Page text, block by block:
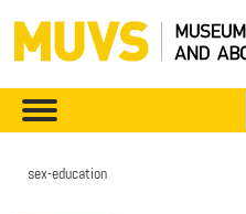
sex-education